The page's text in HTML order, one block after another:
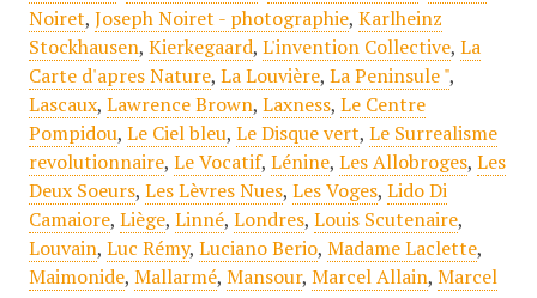
Noiret, Joseph Noiret - photographie, Karlheinz
Stockhausen, Kierkegaard, L'invention Collective, La
Carte d'apres Nature, La Louvière, La Peninsule ",
Lascaux, Lawrence Brown, Laxness, Le Centre
Pompidou, Le Ciel bleu, Le Disque vert, Le Surrealisme
revolutionnaire, Le Vocatif, Lénine, Les Allobroges, Les
Deux Soeurs, Les Lèvres Nues, Les Voges, Lido Di
Camaiore, Liège, Linné, Londres, Louis Scutenaire,
Louvain, Luc Rémy, Luciano Berio, Madame Laclette,
Maimonide, Mallarmé, Mansour, Marcel Allain, Marcel